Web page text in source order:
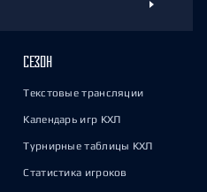
СЕЗОН
Текстовые трансляции
Календарь игр КХЛ
Турнирные таблицы КХЛ
Статистика игроков